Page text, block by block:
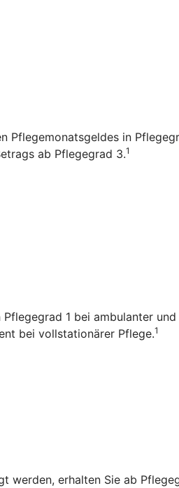
Pflegemonatsgeldes in
ab Pflegegrad 3.1
1 bei ambulanter
bei vollstationärer Pflege.1
erhalten Sie ab